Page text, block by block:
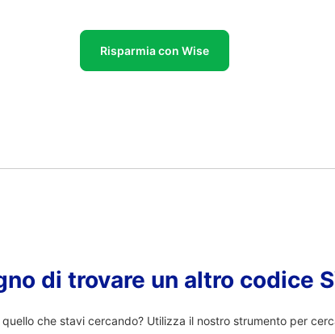
Risparmia con Wise
di trovare un altro codice
quello che stavi cercando? Utilizza il nostro strumento per